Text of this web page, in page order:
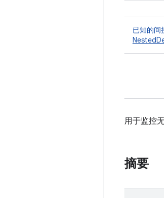
已知的间
用于监控
摘要